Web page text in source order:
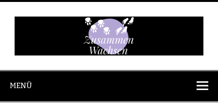
Zum
springen
Wachsen
MENÜ